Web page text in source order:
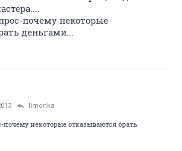
почему некоторые
деньгами...
limonka
некоторые отказываются брать